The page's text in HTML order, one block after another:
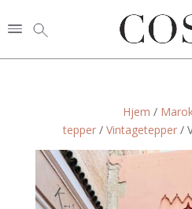
Hjem /
tepper /Vintagetepper /